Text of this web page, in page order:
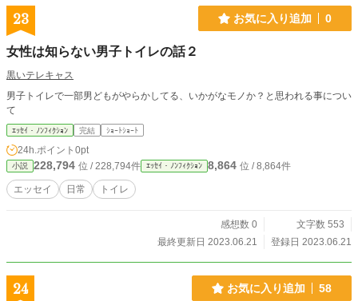
23 お気に入り追加 0
女性は知らない男子トイレの話２
黒いテレキャス
男子トイレで一部男どもがやらかしてる、いかがなモノか？と思われる事につい
て
ｴｯｾｲ・ﾉﾝﾌｨｸｼｮﾝ 完結 ｼｮｰﾄｼｮｰﾄ
24h.ポイント 0pt
小説 228,794 位 / 228,794件 ｴｯｾｲ・ﾉﾝﾌｨｸｼｮﾝ 8,864 位 / 8,864件
エッセイ 日常 トイレ
感想数 0
文字数 553
最終更新日 2023.06.21
登録日 2023.06.21
24 お気に入り追加 58